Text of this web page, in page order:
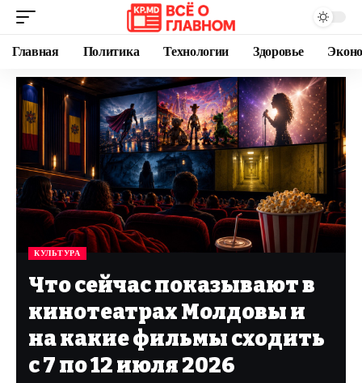
Главная Политика Технологии Здоровье
КУЛЬТУРА
Что сейчас показывают в
кинотеатрах Молдовы и
на какие фильмы сходить
с 7 по 12 июля 2026